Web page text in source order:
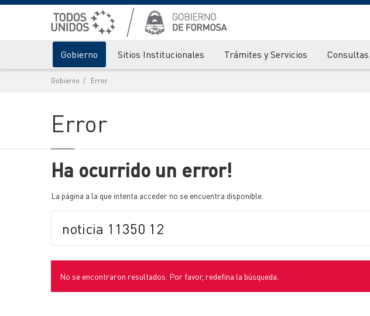
Gobierno Sitios Institucionales Trámites y Servicios Consultas
Gobierno Error
Error
Ha ocurrido un error!
La página a la que intenta acceder no se encuentra disponible.
No se encontraron resultados. Por favor, redefina la búsqueda.